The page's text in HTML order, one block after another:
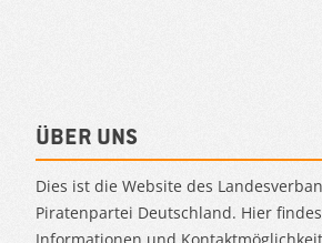
Über uns
Dies ist die Website des
Piratenpartei Deutschland. Hier
Informationen und